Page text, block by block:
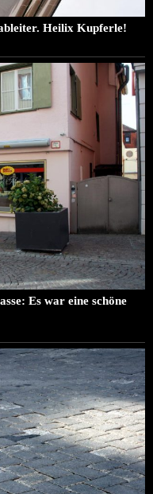
Heilix Kupferle!
Es war eine schöne